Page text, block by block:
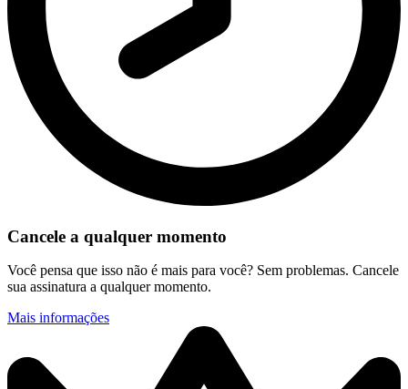
Cancele a qualquer momento
Você pensa que isso não é mais para você? Sem problemas. Cancele
sua assinatura a qualquer momento.
Mais informações